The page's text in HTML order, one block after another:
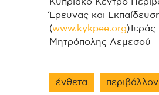
Έρευνας και
(www.kykpee.org) Ιεράς
Μητρόπολης Λεμεσού
ένθετα περιβάλλον